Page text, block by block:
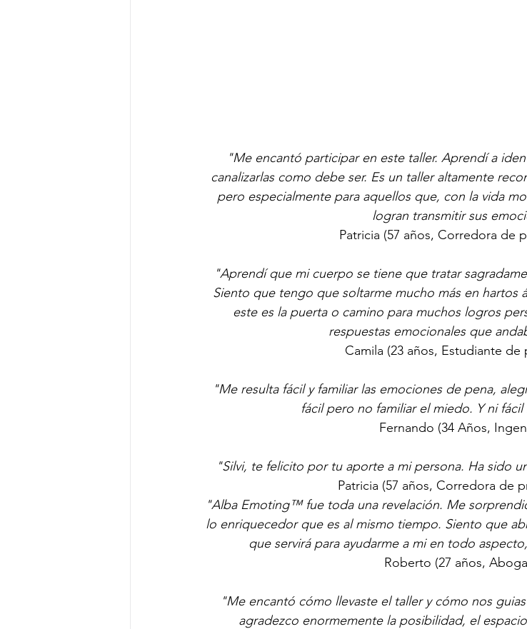
"Me encantó participar en este taller. Aprendí a
canalizarlas como debe ser. Es un taller altamente
pero especialmente para aquellos que, con la vida
logran transmitir sus
Patricia (57 años, Corredora de
"Aprendí que mi cuerpo se tiene que tratar
Siento que tengo que soltarme mucho más en hartos
este es la puerta o camino para muchos logros
respuestas emocionales que
Camila (23 años, Estudiante de
"Me resulta fácil y familiar las emociones de pena,
fácil pero no familiar el miedo. Y ni
Fernando (34 Años,
"Silvi, te felicito por tu aporte a mi persona. Ha sido
Patricia (57 años, Corredora de
"Alba Emoting™ fue toda una revelación. Me
lo enriquecedor que es al mismo tiempo. Siento que
que servirá para ayudarme a mi en todo
Roberto (27 años,
"Me encantó cómo llevaste el taller y cómo nos
agradezco enormemente la posibilidad, el